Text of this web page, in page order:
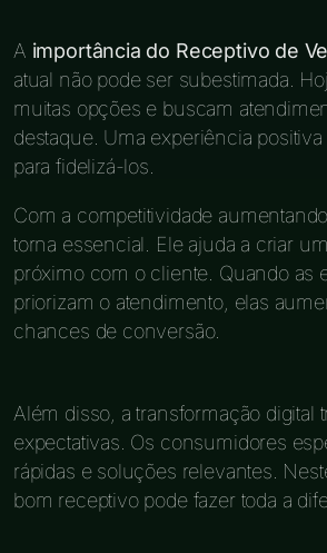
A importância do Receptivo de
atual não pode ser subestimada.
muitas opções e buscam
destaque. Uma experiência
para fidelizá-los.
Com a competitividade
torna essencial. Ele ajuda a criar
próximo com o cliente. Quando as
priorizam o atendimento, elas
chances de conversão.
Além disso, a transformação digital
expectativas. Os consumidores
rápidas e soluções relevantes.
bom receptivo pode fazer toda a